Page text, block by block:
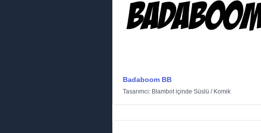
Badaboom BB
Tasarımcı: Blambotiçinde Süslü / Komik